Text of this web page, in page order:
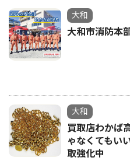
大和
大和市消防本
大和
買取店わかば
ゃなくてもい
取強化中